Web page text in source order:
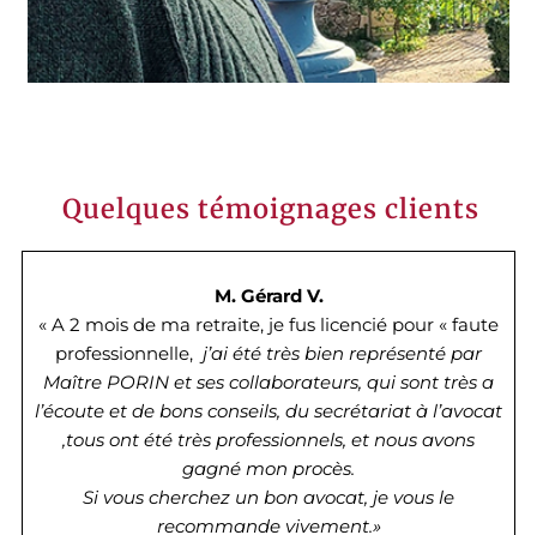
Quelques témoignages clients
M. Gérard V.
« A 2 mois de ma retraite, je fus licencié pour « faute
professionnelle, j’ai été très bien représenté par
Maître PORIN et ses collaborateurs, qui sont très a
l’écoute et de bons conseils, du secrétariat à l’avocat
,tous ont été très professionnels, et nous avons
gagné mon procès.
Si vous cherchez un bon avocat, je vous le
recommande vivement.»